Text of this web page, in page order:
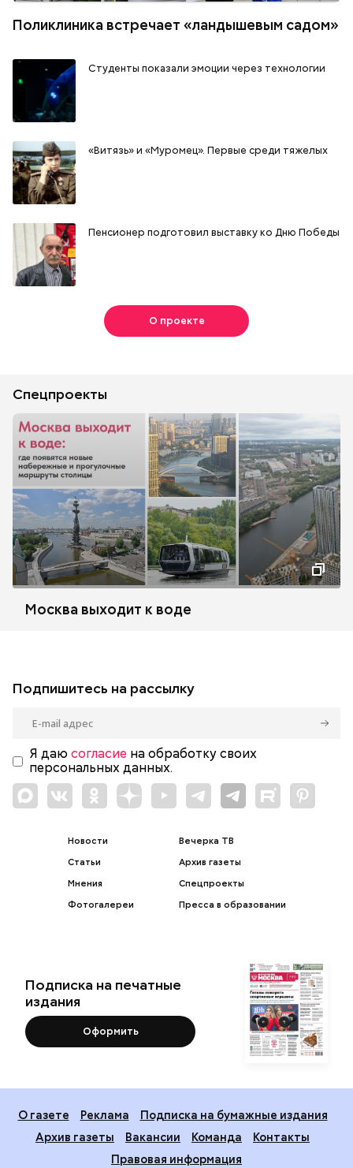
Поликлиника встречает «ландышевым садом»
Студенты показали эмоции через технологии
«Витязь» и «Муромец». Первые среди тяжелых
Пенсионер подготовил выставку ко Дню Победы
О проекте
Спецпроекты
Москва выходит к воде
Подпишитесь на рассылку
Я даю согласие на обработку своих
персональных данных.
Новости
Статьи
Мнения
Фотогалереи
Вечерка ТВ
Архив газеты
Спецпроекты
Пресса в образовании
Подписка на печатные
издания
Оформить
О газете Реклама
Подписка на бумажные издания
Архив газеты
Вакансии Команда
Контакты
Правовая информация